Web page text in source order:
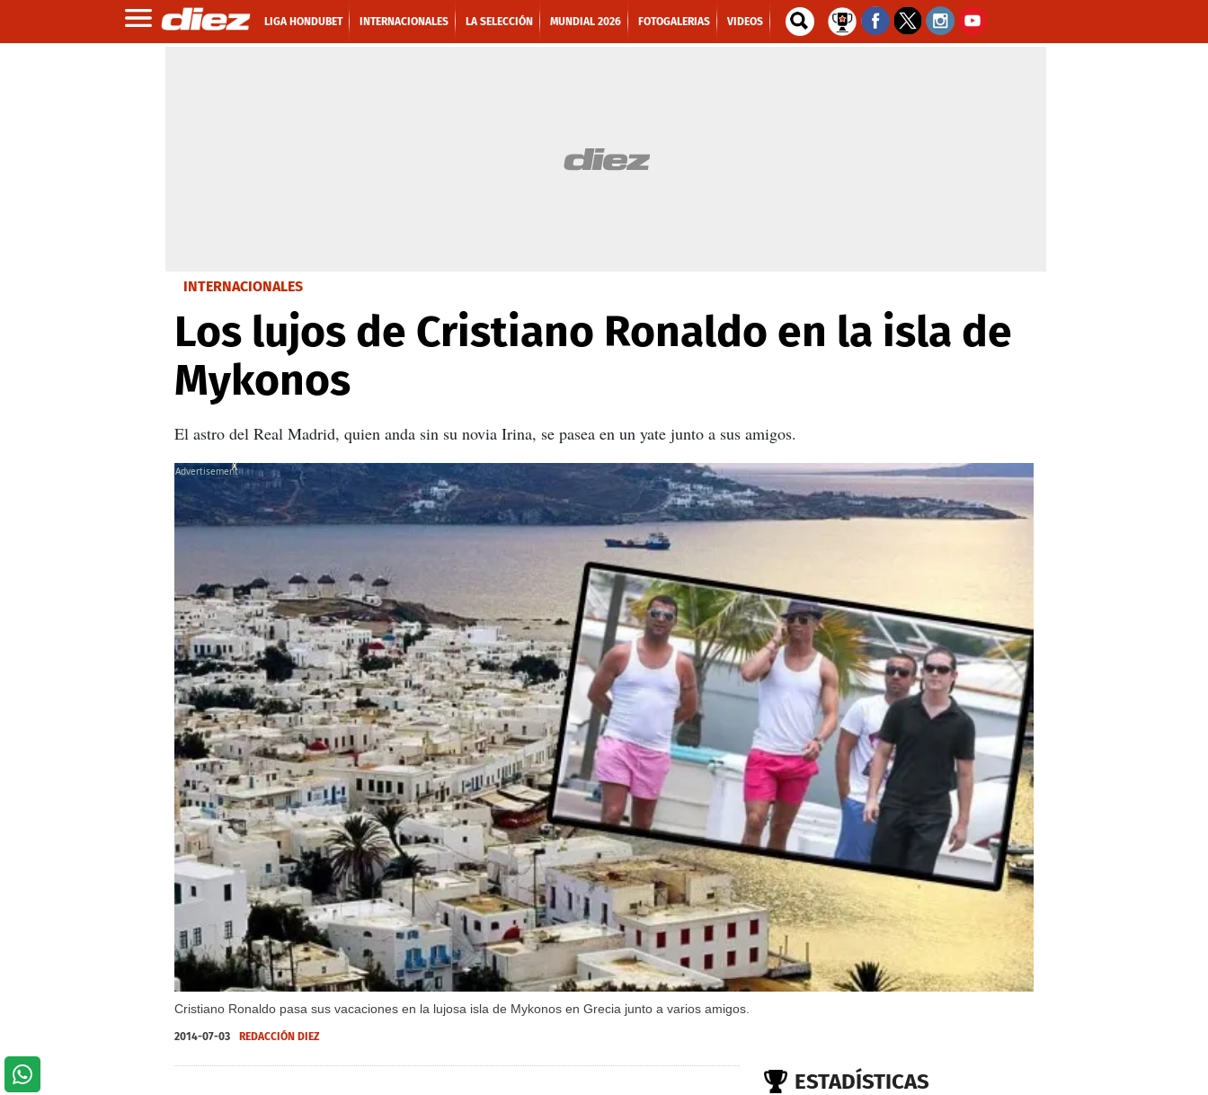
LIGA HONDUBET INTERNACIONALES LA SELECCIÓN MUNDIAL 2026 FOTOGALERIAS VIDEOS
INTERNACIONALES
Los lujos de Cristiano Ronaldo en la isla de
Mykonos
El astro del Real Madrid, quien anda sin su novia Irina, se pasea en un yate junto a sus amigos.
Cristiano Ronaldo pasa sus vacaciones en la lujosa isla de Mykonos en Grecia junto a varios amigos.
X
2014-07-03 REDACCIÓN DIEZ
ESTADÍSTICAS